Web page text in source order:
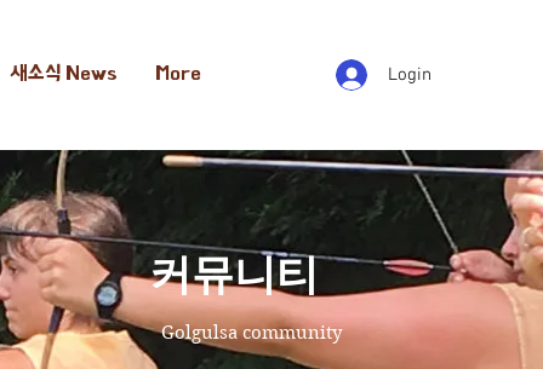
새소식 News More Login
​커뮤니티
Golgulsa community